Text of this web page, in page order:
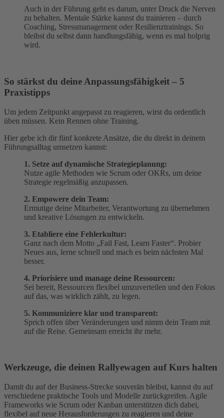
Auch in der Führung geht es darum, unter Druck die Nerven
zu behalten. Mentale Stärke kannst du trainieren – durch
Coaching, Stressmanagement oder Resilienztrainings. So
bleibst du selbst dann handlungsfähig, wenn es mal holprig
wird.
So stärkst du deine Anpassungsfähigkeit – 5
Praxistipps
Um jedem Zeitpunkt angepasst zu reagieren, wirst du ordentlich
üben müssen. Kein Rennen ohne Training.
Hier gebe ich dir fünf konkrete Ansätze, die du direkt in deinem
Führungsalltag umsetzen kannst:
1. Setze auf dynamische Strategieplanung:
Nutze agile Methoden wie Scrum oder OKRs, um deine
Strategie regelmäßig anzupassen.
2. Empowere dein Team:
Ermutige deine Mitarbeiter, Verantwortung zu übernehmen
und kreative Lösungen zu entwickeln.
3. Etabliere eine Fehlerkultur:
Ganz nach dem Motto „Fail Fast, Learn Faster“. Probier
Neues aus, lerne schnell und mach es beim nächsten Mal
besser.
4. Priorisiere und manage deine Ressourcen:
Sei bereit, Ressourcen flexibel umzuverteilen und den Fokus
auf das, was wirklich zählt, zu legen.
5. Kommuniziere klar und transparent:
Sprich offen über Veränderungen und nimm dein Team mit
auf die Reise. Gemeinsam erreicht ihr mehr.
Werkzeuge, die deinen Rallyewagen auf Kurs halten
Damit du auf der Business-Strecke souverän bleibst, kannst du auf
verschiedene praktische Tools und Modelle zurückgreifen. Agile
Frameworks wie Scrum oder Kanban unterstützen dich dabei,
flexibel auf neue Herausforderungen zu reagieren und deine